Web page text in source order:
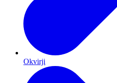
Okvirji